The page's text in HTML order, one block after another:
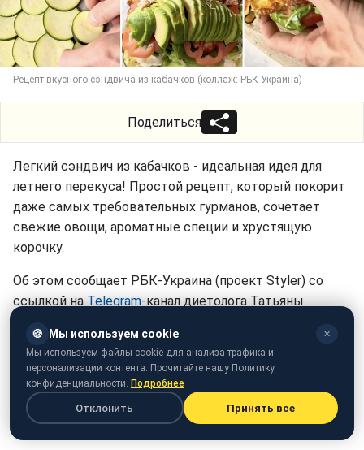
Рецепт вкусного сэндвича из кабачков (коллаж: РБК-Украина)
Поделиться
Легкий сэндвич из кабачков - идеальная идея для
летнего перекуса! Простой рецепт, который покорит
даже самых требовательных гурманов, сочетает
свежие овощи, ароматные специи и хрустящую
корочку.
Об этом сообщает РБК-Украина (проект Styler) со
ссылкой наTelegram-канал диетолога Татьяны
🍪 Мы используем cookie ✕
Мы используем файлы cookie для анализа трафика и
персонализации контента. Прочитайте нашу Политику
конфиденциальности. Подробнее
Отклонить Принять все